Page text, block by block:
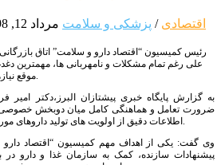
اقتصادی / پزشکی و سلامت مرداد 12, 1398 - اوت 3, 2019
رئیس کمیسیون “اقتصاد دارو و سلامت” اتاق
علی رغم تمام مشکلات و نامهربانی ها، مهمترین
موقع نیازهای جامعه به انواع دارو عنوان کرد.
به گزارش پایگاه خبری پیشتازان البرز،دکتر
ضرورت تعامل و هماهنگی کامل میان دوبخش خصوصی
اطلاعات دقیق از اولویت های تولید داروهای مورد نیاز کشور را مورد تاکید قرار داد.
وی گفت: یکی از اهداف مهم کمیسیون “اقتصاد دارو و
پیشنهادات سازنده، کمک به سازمان غذا و دارو در